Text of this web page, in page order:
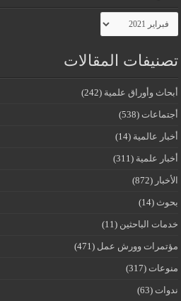
الأرشيف
تصنيفات المقالات
أبحاث وأوراق علمية (242)
أجتماعات (538)
أخبار عالمية (14)
أخبار علمية (311)
الأخبار (872)
بحوث (14)
خدمات الباحثين (11)
مؤتمرات وورش عمل (471)
منوعات (317)
ندوات (63)